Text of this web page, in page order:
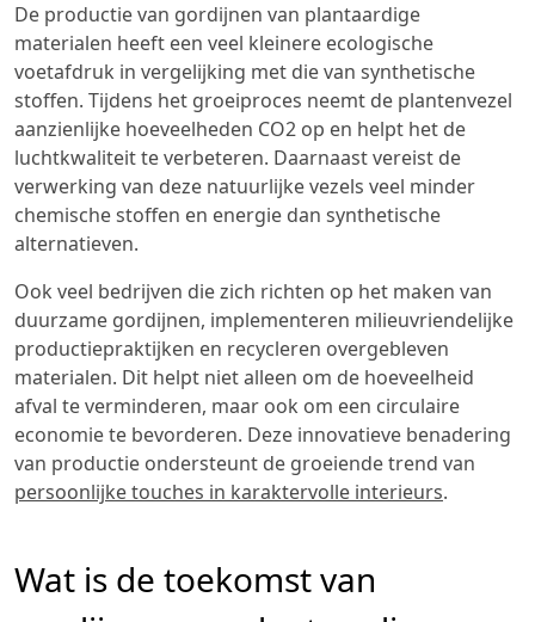
De productie van gordijnen van plantaardige
materialen heeft een veel kleinere ecologische
voetafdruk in vergelijking met die van synthetische
stoffen. Tijdens het groeiproces neemt de plantenvezel
aanzienlijke hoeveelheden CO2 op en helpt het de
luchtkwaliteit te verbeteren. Daarnaast vereist de
verwerking van deze natuurlijke vezels veel minder
chemische stoffen en energie dan synthetische
alternatieven.
Ook veel bedrijven die zich richten op het maken van
duurzame gordijnen, implementeren milieuvriendelijke
productiepraktijken en recycleren overgebleven
materialen. Dit helpt niet alleen om de hoeveelheid
afval te verminderen, maar ook om een circulaire
economie te bevorderen. Deze innovatieve benadering
van productie ondersteunt de groeiende trend van
persoonlijke touches in karaktervolle interieurs.
Wat is de toekomst van